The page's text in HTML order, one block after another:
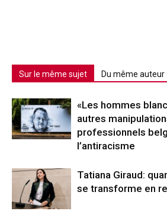
Sur le même sujet Du même auteur
«Les hommes
autres
professionnels
l’antiracisme
Tatiana Giraud:
se transforme en